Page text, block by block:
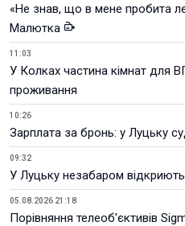
«Не знав, що в мене пробита
Малютка
11:03
У Колках частина кімнат для
проживання
10:26
Зарплата за бронь: у Луцьку
09:32
У Луцьку незабаром
05.08.2026 21:18
Порівняння телеоб'єктивів